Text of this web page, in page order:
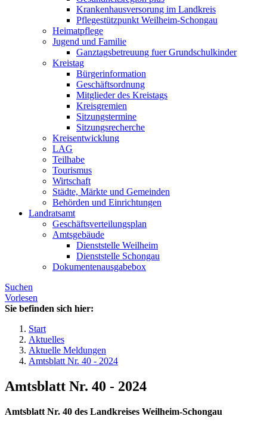
Krankenhausversorung im Landkreis
Pflegestützpunkt Weilheim-Schongau
Heimatpflege
Jugend und Familie
Ganztagsbetreuung fuer Grundschulkinder
Kreistag
Bürgerinformation
Geschäftsordnung
Mitglieder des Kreistags
Kreisgremien
Sitzungstermine
Sitzungsrecherche
Kreisentwicklung
LAG
Teilhabe
Tourismus
Wirtschaft
Städte, Märkte und Gemeinden
Behörden und Einrichtungen
Landratsamt
Geschäftsverteilungsplan
Amtsgebäude
Dienststelle Weilheim
Dienststelle Schongau
Dokumentenausgabebox
Suchen
Vorlesen
Sie befinden sich hier:
Start
Aktuelles
Aktuelle Meldungen
Amtsblatt Nr. 40 - 2024
Amtsblatt Nr. 40 - 2024
Amtsblatt Nr. 40 des Landkreises Weilheim-Schongau